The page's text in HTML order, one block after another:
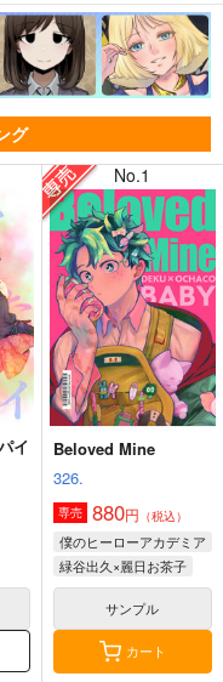
グ
イ
No.1
Beloved Mine
326.
専売 880円 （税込）
僕のヒーローアカデミア
緑谷出久×麗日お茶子
サンプル
カート